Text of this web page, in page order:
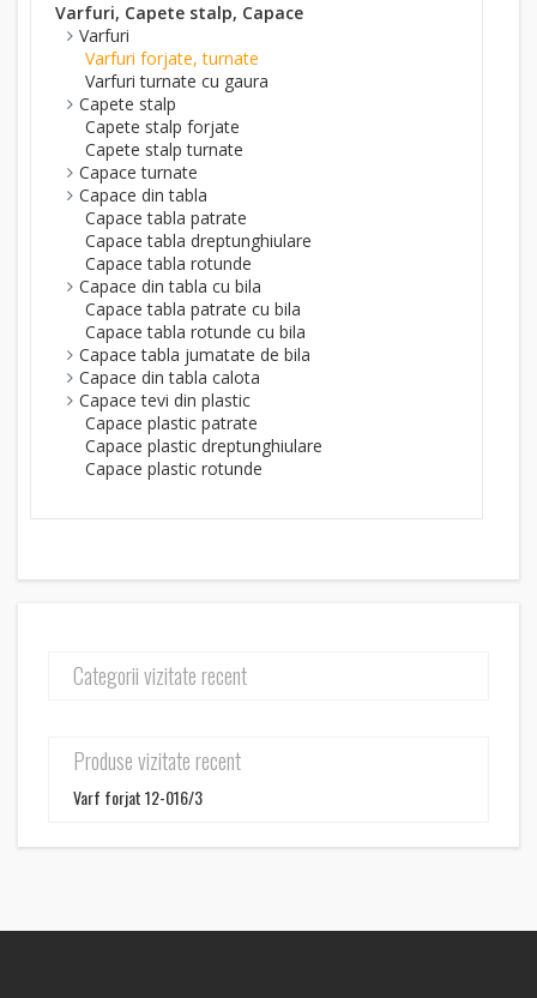
Varfuri, Capete stalp, Capace
Varfuri
Varfuri forjate, turnate
Varfuri turnate cu gaura
Capete stalp
Capete stalp forjate
Capete stalp turnate
Capace turnate
Capace din tabla
Capace tabla patrate
Capace tabla dreptunghiulare
Capace tabla rotunde
Capace din tabla cu bila
Capace tabla patrate cu bila
Capace tabla rotunde cu bila
Capace tabla jumatate de bila
Capace din tabla calota
Capace tevi din plastic
Capace plastic patrate
Capace plastic dreptunghiulare
Capace plastic rotunde
Categorii vizitate recent
Produse vizitate recent
Varf forjat 12-016/3